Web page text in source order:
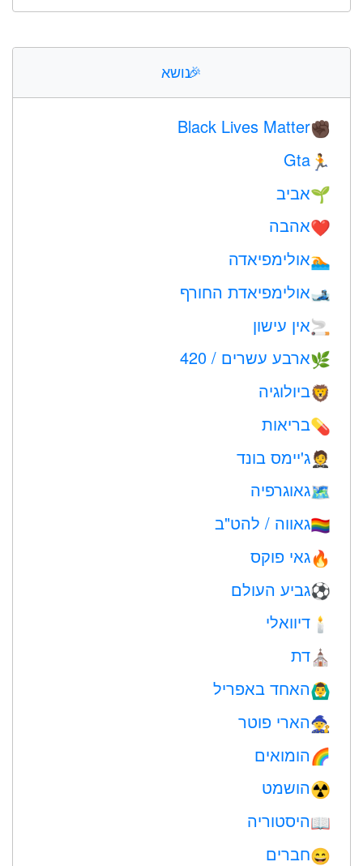
🎉נושא
✊🏿
Black Lives Matter
🏃
Gta
🌱אביב
❤️️אהבה
🏊אולימפיאדה
🎿אולימפיאדת החורף
🚬אין עישון
🌿ארבע עשרים / 420
🦁ביולוגיה
💊בריאות
🤵ג'יימס בונד
🗺גאוגרפיה
🏳️‍🌈גאווה / להט"ב
🔥גאי פוקס
⚽גביע העולם
🕯 דיוואלי
⛪️דת
🙆‍♂️האחד באפריל
🧙הארי פוטר
🌈הומואים
☢️הושמט
📖היסטוריה
😄חברים